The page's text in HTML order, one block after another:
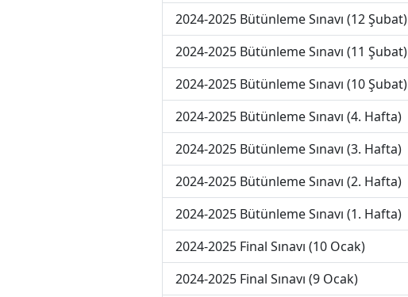
2024-2025 Bütünleme Sınavı (12 Şubat)
2024-2025 Bütünleme Sınavı (11 Şubat)
2024-2025 Bütünleme Sınavı (10 Şubat)
2024-2025 Bütünleme Sınavı (4. Hafta)
2024-2025 Bütünleme Sınavı (3. Hafta)
2024-2025 Bütünleme Sınavı (2. Hafta)
2024-2025 Bütünleme Sınavı (1. Hafta)
2024-2025 Final Sınavı (10 Ocak)
2024-2025 Final Sınavı (9 Ocak)